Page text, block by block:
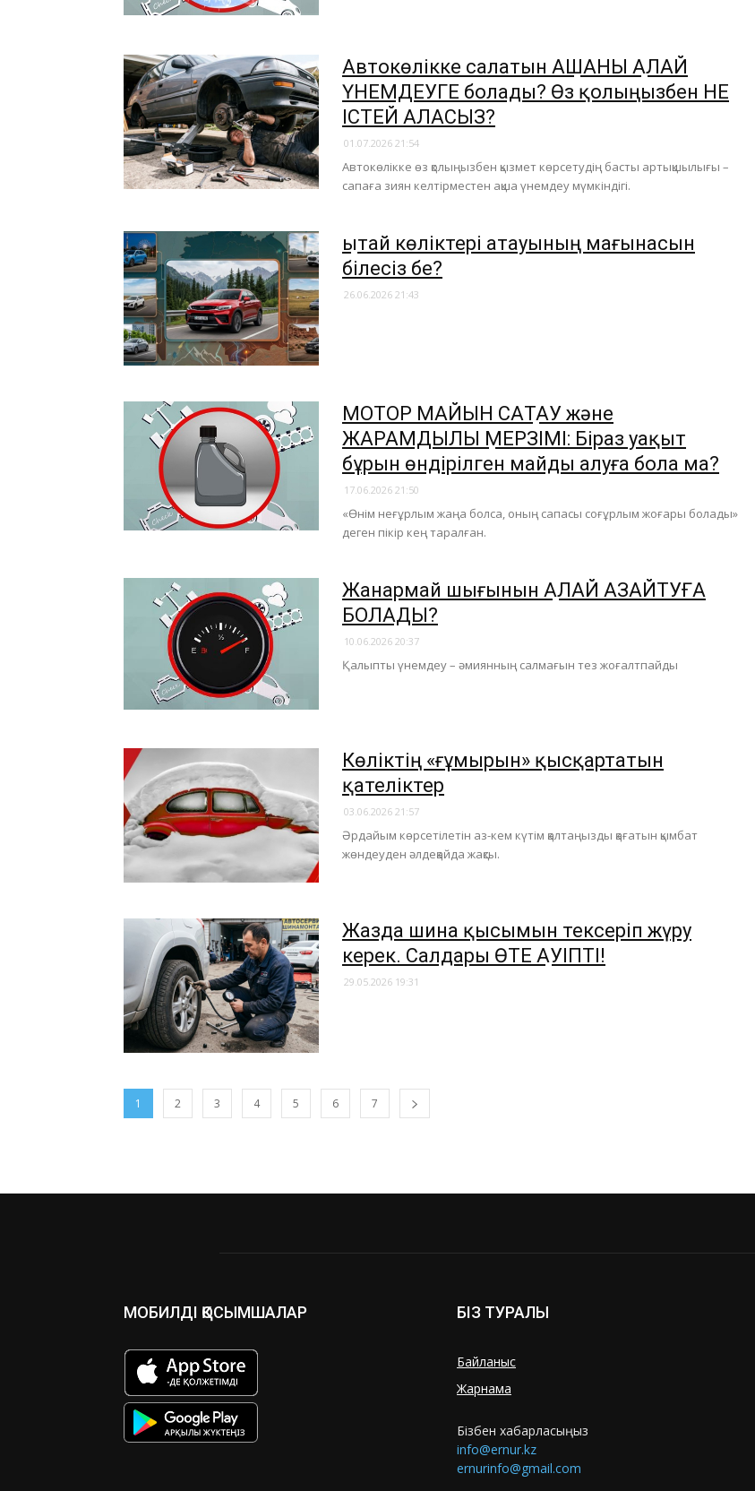
Автокөлікке салатын АҚШАНЫ ҚАЛАЙ
ҮНЕМДЕУГЕ болады? Өз қолыңызбен НЕ
ІСТЕЙ АЛАСЫЗ?
01.07.2026 21:54
Автокөлікке өз қолыңызбен қызмет көрсетудің басты артықшылығы –
сапаға зиян келтірместен ақша үнемдеу мүмкіндігі.
Қытай көліктері атауының мағынасын
білесіз бе?
26.06.2026 21:43
МОТОР МАЙЫН САҚТАУ және
ЖАРАМДЫЛЫҚ МЕРЗІМІ: Біраз уақыт
бұрын өндірілген майды алуға бола ма?
17.06.2026 21:50
«Өнім неғұрлым жаңа болса, оның сапасы соғұрлым жоғары болады»
деген пікір кең таралған.
Жанармай шығынын ҚАЛАЙ АЗАЙТУҒА
БОЛАДЫ?
10.06.2026 20:37
Қалыпты үнемдеу – әмиянның салмағын тез жоғалтпайды
Көліктің «ғұмырын» қысқартатын
қателіктер
03.06.2026 21:57
Әрдайым көрсетілетін аз-кем күтім қалтаңызды қағатын қымбат
жөндеуден әлдеқайда жақсы.
Жазда шина қысымын тексеріп жүру
керек. Салдары ӨТЕ ҚАУІПТІ!
29.05.2026 19:31
1 2 3 4 5 6 7
МОБИЛДІ ҚОСЫМШАЛАР БІЗ ТУРАЛЫ
Байланыс
Жарнама
Бізбен хабарласыңыз
info@ernur.kz
ernurinfo@gmail.com